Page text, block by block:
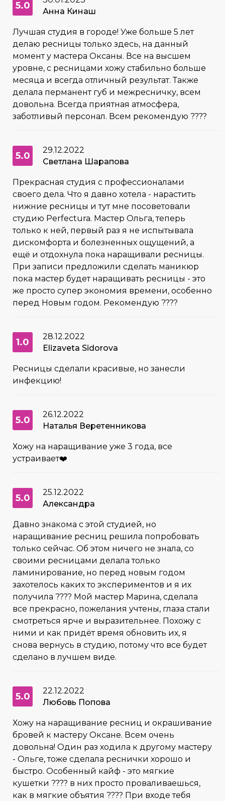
5.0
Анна Кинаш
Лучшая студия в городе! Уже больше 5 лет
делаю ресницы только здесь, на данный
момент у мастера Оксаны. Все на высшем
уровне, с ресницами хожу стабильно больше
месяца и всегда отличный результат. Также
делала перманент губ и межресничку, всем
довольна. Всегда приятная атмосфера,
заботливый персонал. Всем рекомендую ????
5.0
29.12.2022
Светлана Шарапова
Прекрасная студия с профессионалами
своего дела. Что я давно хотела - нарастить
нижние ресницы и тут мне посоветовали
студию Perfectura. Мастер Ольга, теперь
только к ней, первый раз я не испытывала
дискомфорта и болезненных ощущений, а
ещё и отдохнула пока наращивали ресницы.
При записи предложили сделать маникюр
пока мастер будет наращивать ресницы - это
же просто супер экономия времени, особенно
перед Новым годом. Рекомендую ????
1.0
28.12.2022
Elizaveta Sidorova
Ресницы сделали красивые, но занесли
инфекцию!
5.0
26.12.2022
Наталья Веретенникова
Хожу на наращивание уже 3 года, все
устраивает❤️
5.0
25.12.2022
Александра
Давно знакома с этой студией, но
наращивание ресниц решила попробовать
только сейчас. Об этом ничего не знала, со
своими ресницами делала только
ламинирование, но перед новым годом
захотелось каких то экспериментов и я их
получила ???? Мой мастер Марина, сделала
все прекрасно, пожелания учтены, глаза стали
смотреться ярче и выразительнее. Похожу с
ними и как придёт время обновить их, я
снова вернусь в студию, потому что все будет
сделано в лучшем виде.
5.0
22.12.2022
Любовь Попова
Хожу на наращивание ресниц и окрашивание
бровей к мастеру Оксане. Всем очень
довольна! Один раз ходила к другому мастеру
- Ольге, тоже сделала реснички хорошо и
быстро. Особенный кайф - это мягкие
кушетки ???? в них просто проваливаешься,
как в мягкие объятия ???? При входе тебя